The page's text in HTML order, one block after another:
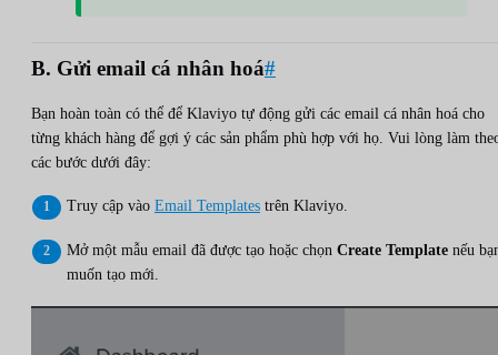
B. Gửi email cá nhân hoá#
Bạn hoàn toàn có thể để Klaviyo tự động gửi các email cá nhân hoá cho
từng khách hàng để gợi ý các sản phẩm phù hợp với họ. Vui lòng làm
các bước dưới đây:
Truy cập vào Email Templates trên Klaviyo.
Mở một mẫu email đã được tạo hoặc chọn Create Template nếu
muốn tạo mới.